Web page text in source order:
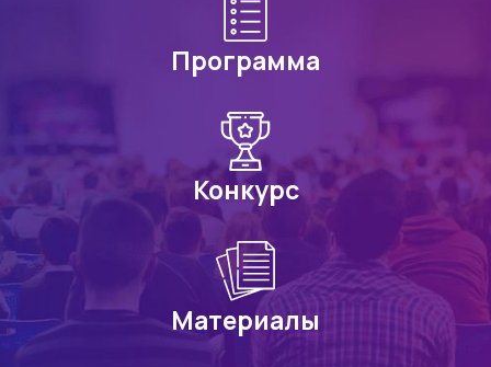
Программа
Конкурс
Материалы